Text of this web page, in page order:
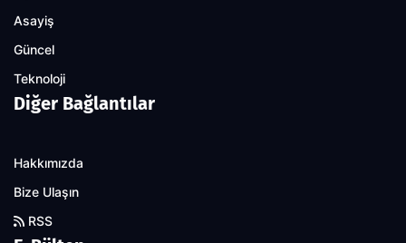
Asayiş
Güncel
Teknoloji
Diğer Bağlantılar
Hakkımızda
Bize Ulaşın
RSS